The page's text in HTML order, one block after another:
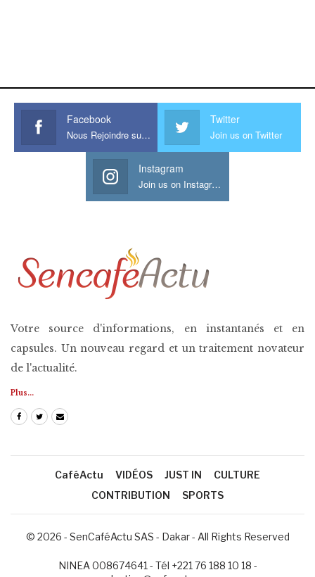
Facebook
Nous Rejoindre sur Facebook
Twitter
Join us on Twitter
Instagram
Join us on Instagram
Votre source d'informations, en instantanés et en
capsules. Un nouveau regard et un traitement novateur
de l'actualité.
Plus...
CaféActu VIDÉOS JUST IN
CULTURE
CONTRIBUTION
SPORTS
© 2026 - SenCaféActu SAS - Dakar - All Rights Reserved
NINEA 008674641 - Tél +221 76 188 10 18 -